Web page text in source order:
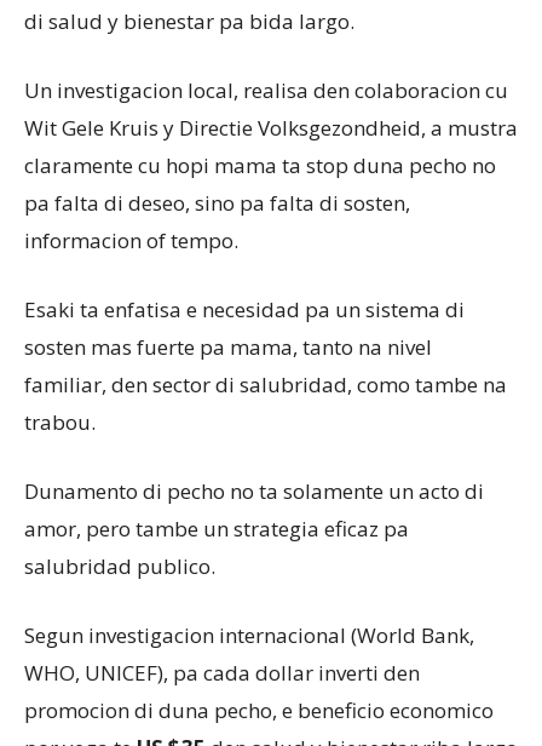
di salud y bienestar pa bida largo.
Un investigacion local, realisa den colaboracion cu
Wit Gele Kruis y Directie Volksgezondheid, a mustra
claramente cu hopi mama ta stop duna pecho no
pa falta di deseo, sino pa falta di sosten,
informacion of tempo.
Esaki ta enfatisa e necesidad pa un sistema di
sosten mas fuerte pa mama, tanto na nivel
familiar, den sector di salubridad, como tambe na
trabou.
Dunamento di pecho no ta solamente un acto di
amor, pero tambe un strategia eficaz pa
salubridad publico.
Segun investigacion internacional (World Bank,
WHO, UNICEF), pa cada dollar inverti den
promocion di duna pecho, e beneficio economico